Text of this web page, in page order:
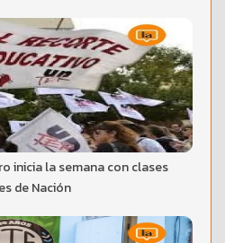
inicia la semana con clases
de Nación